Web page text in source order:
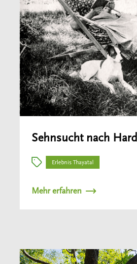
Sehnsucht nach
Erlebnis Thayatal
Mehr erfahren